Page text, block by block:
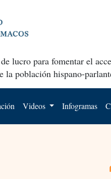
lucro para fomentar el
la población hispano-
Videos Infogramas